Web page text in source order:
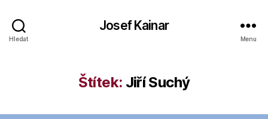
Hledat
Josef Kainar
Menu
Štítek: Jiří Suchý